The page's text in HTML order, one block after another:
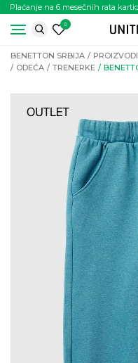
Plaćanje na 6 mesečnih rata
0
BENETTON SRBIJA PROIZVODI
ODEĆA
TRENERKE